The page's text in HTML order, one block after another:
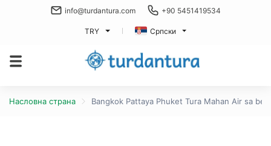
info@turdantura.com +90 5451419534
TRY Српски
Насловна страна Bangkok Pattaya Phuket Tura Mahan Air sa